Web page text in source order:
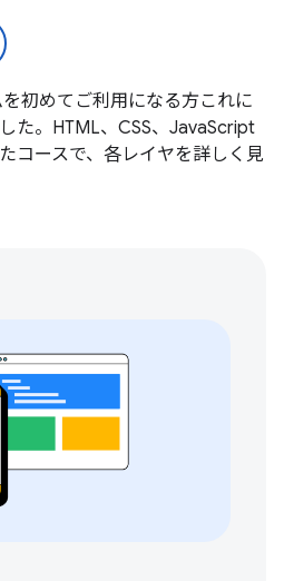
初めてご利用になる方これに
た。HTML、CSS、JavaScript
コースで、各レイヤを詳しく見